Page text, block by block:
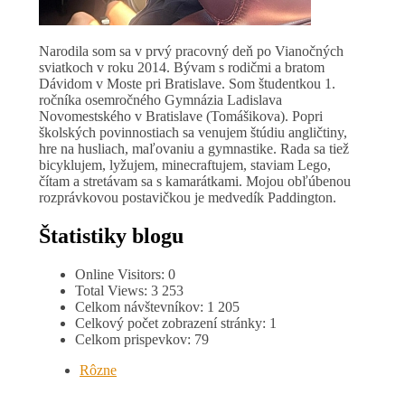
Narodila som sa v prvý pracovný deň po Vianočných
sviatkoch v roku 2014. Bývam s rodičmi a bratom
Dávidom v Moste pri Bratislave. Som študentkou 1.
ročníka osemročného Gymnázia Ladislava
Novomestského v Bratislave (Tomášikova). Popri
školských povinnostiach sa venujem štúdiu angličtiny,
hre na husliach, maľovaniu a gymnastike. Rada sa tiež
bicyklujem, lyžujem, minecraftujem, staviam Lego,
čítam a stretávam sa s kamarátkami. Mojou obľúbenou
rozprávkovou postavičkou je medvedík Paddington.
Štatistiky blogu
Online Visitors: 0
Total Views: 3 253
Celkom návštevníkov: 1 205
Celkový počet zobrazení stránky: 1
Celkom prispevkov: 79
Rôzne